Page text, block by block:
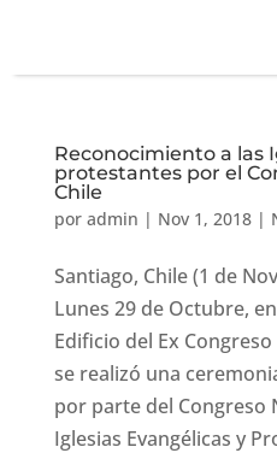
Reconocimiento a las
protestantes por el
Chile
por admin | Nov 1, 2018|
Santiago, Chile (1 de
Lunes 29 de Octubre,
Edificio del Ex
se realizó una
por parte del Congreso
Iglesias Evangélicas y